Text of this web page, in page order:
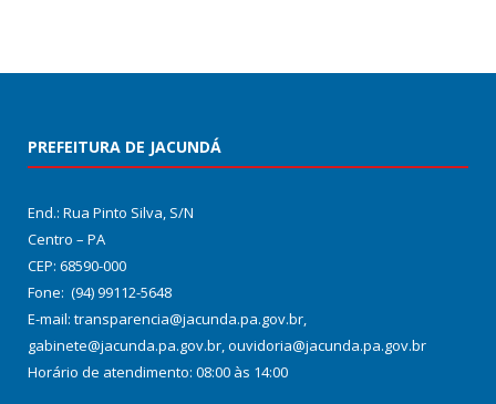
PREFEITURA DE JACUNDÁ
End.: Rua Pinto Silva, S/N
Centro – PA
CEP: 68590-000
Fone: (94) 99112-5648
E-mail: transparencia@jacunda.pa.gov.br,
gabinete@jacunda.pa.gov.br, ouvidoria@jacunda.pa.gov.br
Horário de atendimento: 08:00 às 14:00